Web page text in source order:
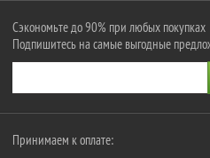
Сэкономьте до 90% при любых покупках
Подпишитесь на самые выгодные
Принимаем к оплате: